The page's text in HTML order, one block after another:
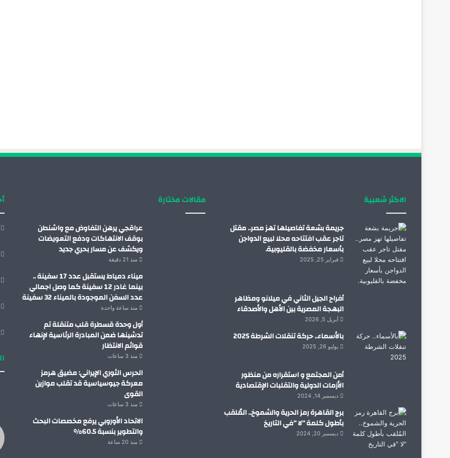
الاكثر شعبية
جريمة بشعة تفاصيلها تهز مصر.. مقتل
تاجر عقب افتتاحه محلا لبيع الدواجن
بأسعار مخفضة بالقليوبية.
فبراير 25, 2025
أفراح الجيل الثاني في ميلانو ومظاهر
البهجة المصرية بين الأهل والأصدقاء
أبريل 5, 2026
بالأسماء.. حركة تنقلات الشرطة 2025
يوليو 26, 2025
أمن المجتمع و استقراره من منظور
الأزمات الدولية والتقلبات الإقتصادية
ديسمبر 14, 2024
برج القاهرة رمز الحرية والشموخ.. المُلقب
بأطول كلمة “لا “في التاريخ
ديسمبر 20, 2024
مقالات مختارة
عراقجي يرهن التفاوض مع واشنطن
بوقف الانتهاكات ودفع التعويضات
ويكشف عن مسار بحري جديد
منذ 21 دقيقة
ميناء دمياط يستقبل عدد 17 سفينة ..
بينما غادر 12 سفينة كما وصل اجمالي
عدد السفن الموجودة بالميناء 32 سفينة
منذ ساعة واحدة
أول وحدة قسطرة قلب متنقلة تم
تدشينها ضمن المبادرة الرئاسية لإنهاء
قوائم الانتظار
منذ 3 ساعات
الحرس الثوري الإيراني: مضيق هرمز
معركة جيوسياسية قد تقلب موازين
القوى
منذ 3 ساعات
الاتحاد الأوروبي يرفع مخصصات البحث
والتطوير بنسبة 60.5%
منذ 20 ساعة